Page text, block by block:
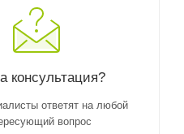
консультация?
ответят на любой
вопрос